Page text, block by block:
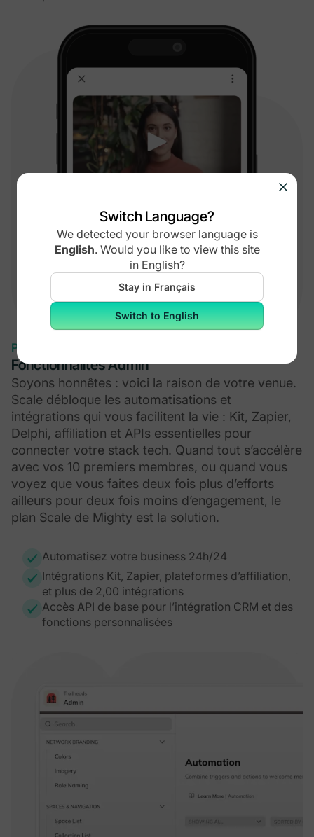
Pourquoi passer à Scale
Fonctionnalités Admin
Soyons honnêtes : voici la raison de votre venue.
Scale débloque les automatisations et
intégrations qui vous facilitent la vie : Kit, Zapier,
Delphi, affiliation et APIs essentielles pour
connecter votre stack tech. Quand tout s’accélère
avec vos 10 premiers membres, ou quand vous
voyez que vous faites deux fois plus d’efforts
ailleurs pour deux fois moins d’engagement, le
plan Scale de Mighty est la solution.
Automatisez votre business 24h/24
Intégrations Kit, Zapier, plateformes d’affiliation,
et plus de 2,00 intégrations
Accès API de base pour l’intégration CRM et des
fonctions personnalisées
Switch Language?
We detected your browser language is
English. Would you like to view this site
in English?
Stay in Français
Switch to English